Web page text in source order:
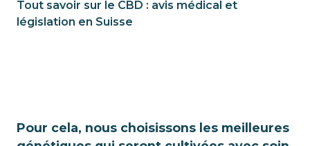
Tout savoir sur le CBD : avis médical et
législation en Suisse
Pour cela, nous choisissons les meilleures